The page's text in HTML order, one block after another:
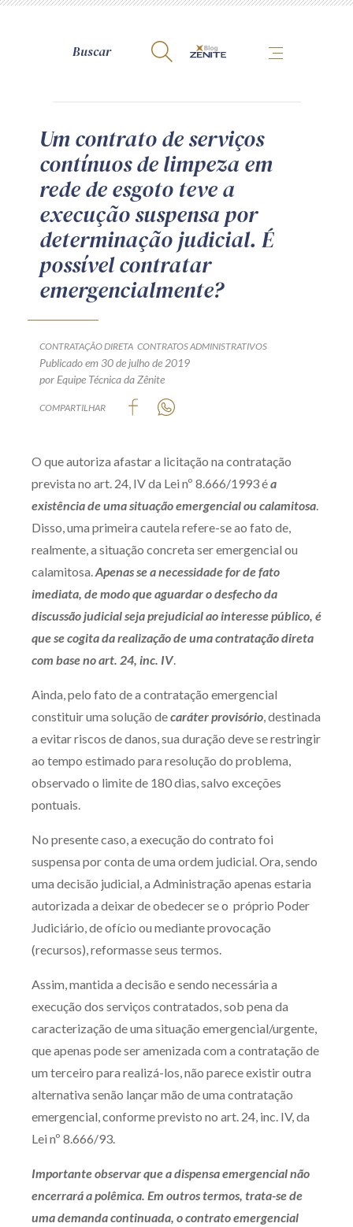
A Zênite
Como publicar conosco
Site da Zênite
Contato
Termos de uso
Política de Privacidade
Guia de Direitos dos Titulares de Dados
Produtos e serviços
Zênite Fácil IA
Orientação por Escrito
Mentoria Zênite
Capacitação
Zênite Online
Eventos presenciais
Zênite in Company
Diferenciais
Receba por RSS
Av. Sete de Setembro, 4698
Telefone (41) 2109-8666
Whatsapp (41) 98881-6616
Um contrato de serviços
contínuos de limpeza em
rede de esgoto teve a
execução suspensa por
determinação judicial. É
possível contratar
emergencialmente?
CONTRATAÇÃO DIRETA CONTRATOS ADMINISTRATIVOS
Publicado em 30 de julho de 2019
por Equipe Técnica da Zênite
COMPARTILHAR
O que autoriza afastar a licitação na contratação
prevista no art. 24, IV da Lei nº 8.666/1993 éa
existência de uma situação emergencial ou calamitosa.
Disso, uma primeira cautela refere-se ao fato de,
realmente, a situação concreta ser emergencial ou
calamitosa.Apenas se a necessidade for de fato
imediata, de modo que aguardar o desfecho da
discussão judicial seja prejudicial ao interesse público, é
que se cogita da realização de uma contratação direta
com base no art. 24, inc. IV.
Ainda, pelo fato de a contratação emergencial
constituir uma solução decaráter provisório, destinada
a evitar riscos de danos, sua duração deve se restringir
ao tempo estimado para resolução do problema,
observado o limite de 180 dias, salvo exceções
pontuais.
No presente caso, a execução do contrato foi
suspensa por conta de uma ordem judicial. Ora, sendo
uma decisão judicial, a Administração apenas estaria
autorizada a deixar de obedecer se o próprio Poder
Judiciário, de ofício ou mediante provocação
(recursos), reformasse seus termos.
Assim, mantida a decisão e sendo necessária a
execução dos serviços contratados, sob pena da
caracterização de uma situação emergencial/urgente,
que apenas pode ser amenizada com a contratação de
um terceiro para realizá-los, não parece existir outra
alternativa senão lançar mão de uma contratação
emergencial, conforme previsto no art. 24, inc. IV, da
Lei nº 8.666/93.
Importante observar que a dispensa emergencial não
encerrará a polêmica. Em outros termos, trata-se de
uma demanda continuada, o contrato emergencial